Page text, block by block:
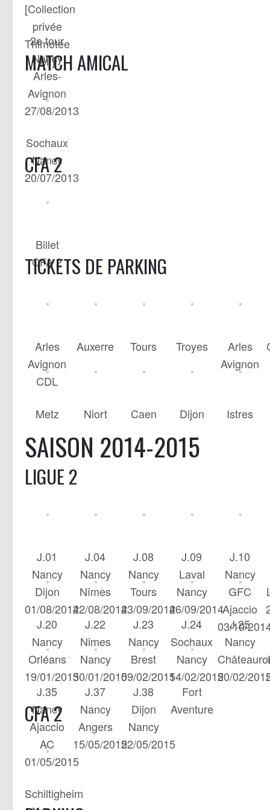
[Collection
privée
Thimotée
M.]
2e tour
Nancy
Arles-
Avignon
27/08/2013
MATCH AMICAL
Sochaux
Nancy
20/07/2013
CFA 2
Billet
CFA 2
TICKETS DE PARKING
Arles
Avignon
CDL
Auxerre Tours Troyes
Arles
Avignon
Metz Niort Caen Dijon Istres
SAISON 2014-2015
LIGUE 2
J.01
Nancy
Dijon
01/08/2014
J.04
Nancy
Nîmes
22/08/2014
J.08
Nancy
Tours
23/09/2014
J.09
Laval
Nancy
26/09/2014
J.10
Nancy
GFC
Ajaccio
03/10/
J.20
Nancy
Orléans
19/01/2015
J.22
Nimes
Nancy
30/01/2015
J.23
Nancy
Brest
09/02/2015
J.24
Sochaux
Nancy
14/02/2015
J.25
Nancy
20/02/
J.35
Nancy
Ajaccio
AC
01/05/2015
J.37
Nancy
Angers
15/05/2015
J.38
Dijon
Nancy
22/05/2015
Fort
Aventure
CFA 2
Schiltigheim